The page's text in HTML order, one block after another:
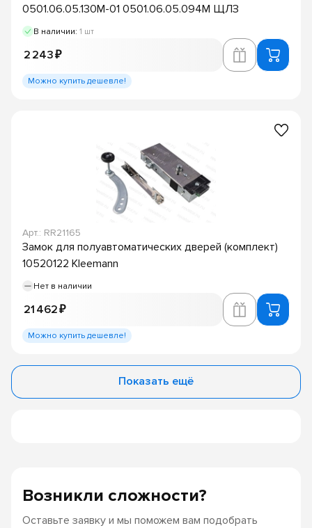
0501.06.05.130М-01 0501.06.05.094М ЩЛЗ
В наличии: 1 шт
2 243 ₽
Можно купить дешевле!
Арт.: RR21165
Замок для полуавтоматических дверей (комплект)
10520122 Kleemann
Нет в наличии
21 462 ₽
Можно купить дешевле!
Показать ещё
Возникли сложности?
Оставьте заявку и мы поможем вам подобрать